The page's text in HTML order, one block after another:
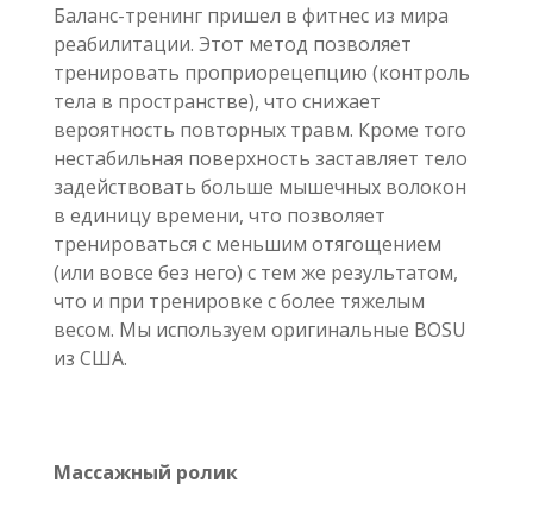
Баланс-тренинг пришел в фитнес из мира
реабилитации. Этот метод позволяет
тренировать проприорецепцию (контроль
тела в пространстве), что снижает
вероятность повторных травм. Кроме того
нестабильная поверхность заставляет тело
задействовать больше мышечных волокон
в единицу времени, что позволяет
тренироваться с меньшим отягощением
(или вовсе без него) с тем же результатом,
что и при тренировке с более тяжелым
весом. Мы используем оригинальные BOSU
из США.
Массажный ролик